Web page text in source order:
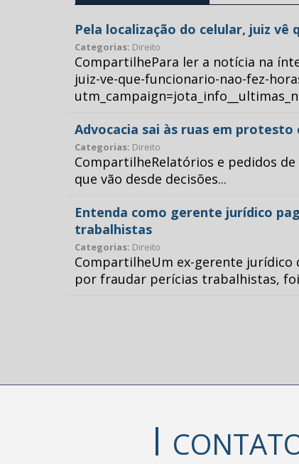
Pela localização do celular, juiz
Categorias: Direito
CompartilhePara ler a notícia na
juiz-ve-que-funcionario-nao-fez-
Advocacia sai às ruas em
Categorias: Direito
CompartilheRelatórios e pedidos de
que vão desde decisões...
Entenda como gerente jurídico
trabalhistas
Categorias: Direito
CompartilheUm ex-gerente jurídico
por fraudar perícias trabalhistas,